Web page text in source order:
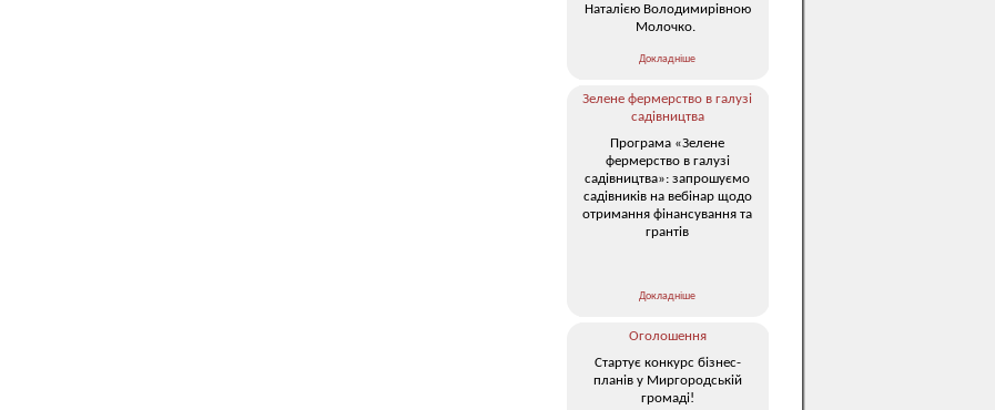
Наталією Володимирівною
Молочко.
Докладніше
Зелене фермерство в галузі
садівництва
Програма «Зелене
фермерство в галузі
садівництва»: запрошуємо
садівників на вебінар щодо
отримання фінансування та
грантів
Докладніше
Оголошення
Стартує конкурс бізнес-
планів у Миргородській
громаді!